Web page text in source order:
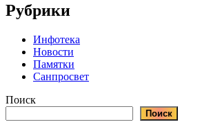
Рубрики
Инфотека
Новости
Памятки
Санпросвет
Поиск
Поиск